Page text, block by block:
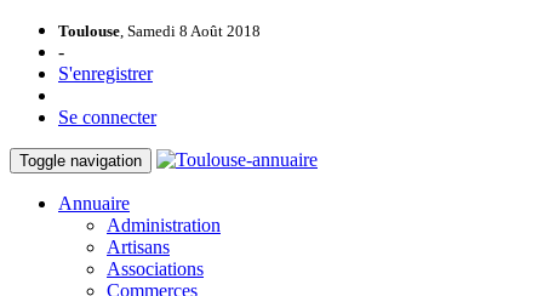
Toulouse, Samedi 8 Août 2018
-
S'enregistrer
Se connecter
Toggle navigation
Annuaire
Administration
Artisans
Associations
Commerces